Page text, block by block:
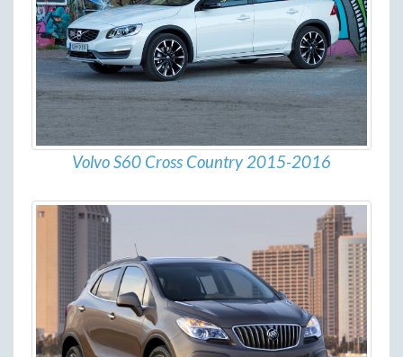
Volvo S60 Cross Country 2015-2016